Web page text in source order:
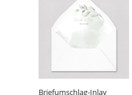
Briefumschlag-Inlay
Produkt
weist
mehrere
Optionen
können